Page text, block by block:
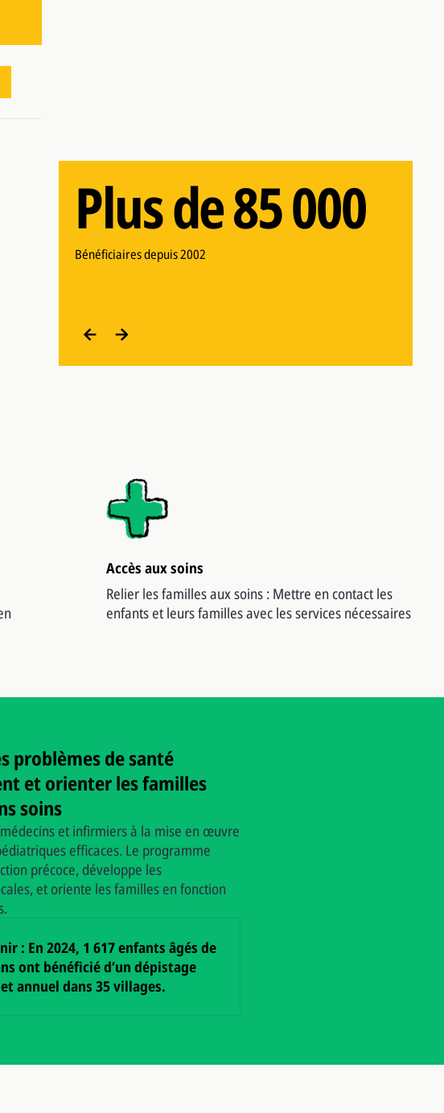
Plus de 85 000
74
Plus de 85 000
Bénéficiaires depuis 2002
Communautés
Bénéficiaires depuis 2002
Accès aux soins
Relier les familles aux soins : Mettre en contact les
enfants et leurs familles avec les services nécessaires
problèmes de santé
et orienter les familles
soins
médecins et infirmiers à la mise en œuvre
efficaces. Le programme
précoce, développe les
et oriente les familles en fonction
: En 2024, 1 617 enfants âgés de
ont bénéficié d’un dépistage
annuel dans 35 villages.